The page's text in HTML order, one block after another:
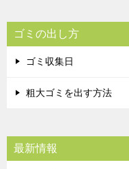
ゴミの出し方
ゴミ収集日
粗大ゴミを出す方法
最新情報